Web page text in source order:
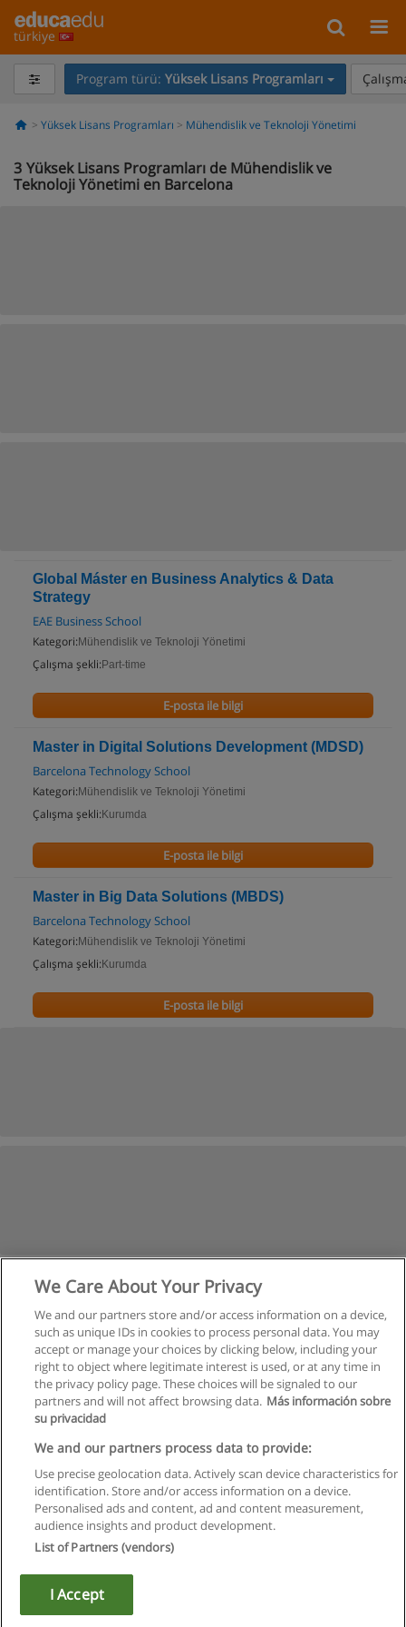
türkiye
Program türü: Yüksek Lisans Programları
Yüksek Lisans Programları Mühendislik ve Teknoloji Yönetimi
3 Yüksek Lisans Programları de Mühendislik ve
Teknoloji Yönetimi en Barcelona
Global Máster en Business Analytics & Data
Strategy
EAE Business School
Kategori: Mühendislik ve Teknoloji Yönetimi
Çalışma şekli: Part-time
E-posta ile bilgi
Master in Digital Solutions Development (MDSD)
Barcelona Technology School
Kategori: Mühendislik ve Teknoloji Yönetimi
Çalışma şekli: Kurumda
E-posta ile bilgi
Master in Big Data Solutions (MBDS)
Barcelona Technology School
Kategori: Mühendislik ve Teknoloji Yönetimi
Çalışma şekli: Kurumda
E-posta ile bilgi
Kullanım koşulları
Gizlilik politikası
İletişim Educaedu
Copyright © Educaedu Business S.L. - CIF : B-95610580: -
We Care About Your Privacy
We and our partners store and/or access information on a device,
such as unique IDs in cookies to process personal data. You may
accept or manage your choices by clicking below, including your
right to object where legitimate interest is used, or at any time in
the privacy policy page. These choices will be signaled to our
partners and will not affect browsing data. Más información sobre
su privacidad
We and our partners process data to provide:
Use precise geolocation data. Actively scan device characteristics for
identification. Store and/or access information on a device.
Personalised ads and content, ad and content measurement,
audience insights and product development.
List of Partners (vendors)
I Accept